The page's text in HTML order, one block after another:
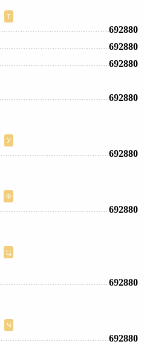
Т
692880
692880
692880
692880
У
692880
Ф
692880
Ц
692880
Ч
692880